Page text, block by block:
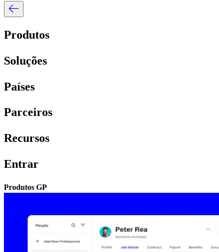
Produtos​​
Soluções​​
Países​​
Parceiros​​
Recursos​​
Entrar​​
Produtos GP​​